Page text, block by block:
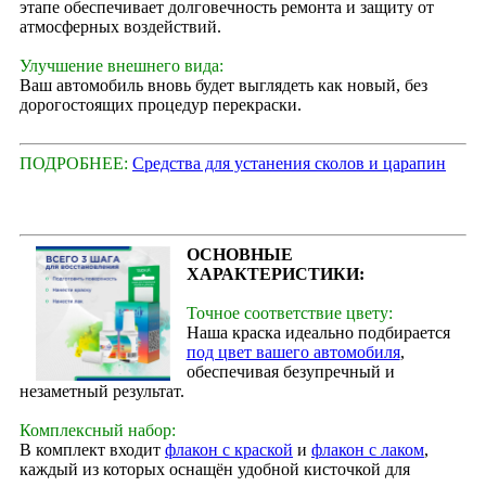
этапе обеспечивает долговечность ремонта и защиту от
атмосферных воздействий.
Улучшение внешнего вида:
Ваш автомобиль вновь будет выглядеть как новый, без
дорогостоящих процедур перекраски.
ПОДРОБНЕЕ: Средства для устанения сколов и царапин
ОСНОВНЫЕ
ХАРАКТЕРИСТИКИ:
Точное соответствие цвету:
Наша краска идеально подбирается
под цвет вашего автомобиля,
обеспечивая безупречный и
незаметный результат.
Комплексный набор:
В комплект входит флакон с краской и флакон с лаком,
каждый из которых оснащён удобной кисточкой для